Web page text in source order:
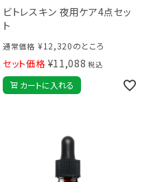
ビトレスキン 夜用ケア4点セッ
ト
通常価格 ¥12,320のところ
セット価格 ¥11,088 税込
カートに入れる